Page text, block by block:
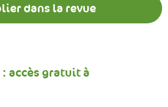
dans la revue
accès gratuit à